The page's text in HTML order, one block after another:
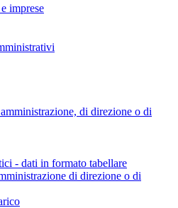
imprese
di direzione o di
- dati in formato tabellare
di direzione o di